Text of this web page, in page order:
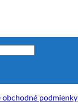
obchodné podmienky